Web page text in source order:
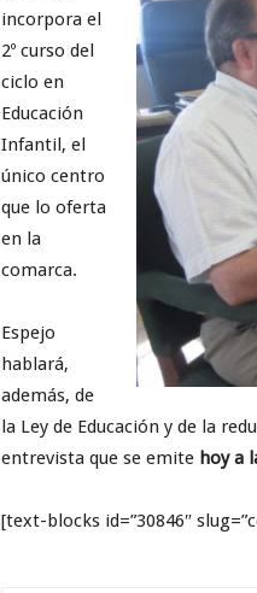
incorpora el
2º curso del
ciclo en
Educación
Infantil, el
único centro
que lo oferta
en la
comarca.
Espejo
hablará,
además, de
la Ley de Educación y de la
entrevista que se emite hoy a
[text-blocks id=”30846″